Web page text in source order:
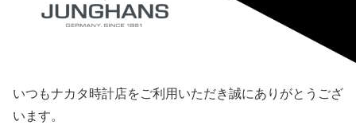
いつもナカタ時計店をご利用いただき誠にありがとうござ
います。